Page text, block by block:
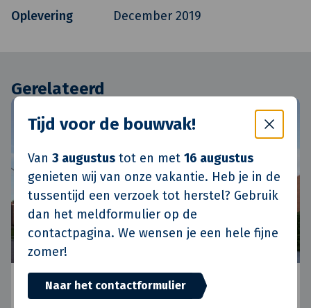
Tijd voor de bouwvak!
Van 3 augustus tot en met 16 augustus
genieten wij van onze vakantie. Heb je in de
tussentijd een verzoek tot herstel? Gebruik
dan het meldformulier op de
contactpagina. We wensen je een hele fijne
zomer!
Naar het contactformulier
Oplevering
December 2019
Gerelateerd
Ontwikkelen
Nieuwbouw in Nijmeegse wijk Hengstdal
sluit perfect aan bij de rest van de buurt